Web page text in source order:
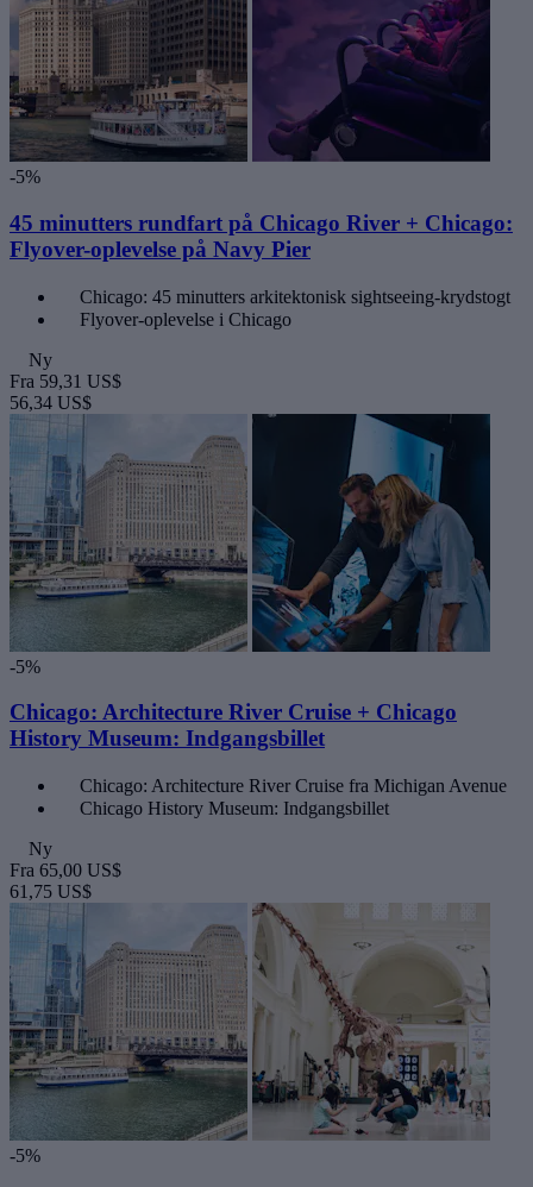
-5%
45 minutters rundfart på Chicago River + Chicago:
Flyover-oplevelse på Navy Pier
Chicago: 45 minutters arkitektonisk sightseeing-krydstogt
Flyover-oplevelse i Chicago
Ny
Fra 59,31 US$
56,34 US$
-5%
Chicago: Architecture River Cruise + Chicago
History Museum: Indgangsbillet
Chicago: Architecture River Cruise fra Michigan Avenue
Chicago History Museum: Indgangsbillet
Ny
Fra 65,00 US$
61,75 US$
-5%